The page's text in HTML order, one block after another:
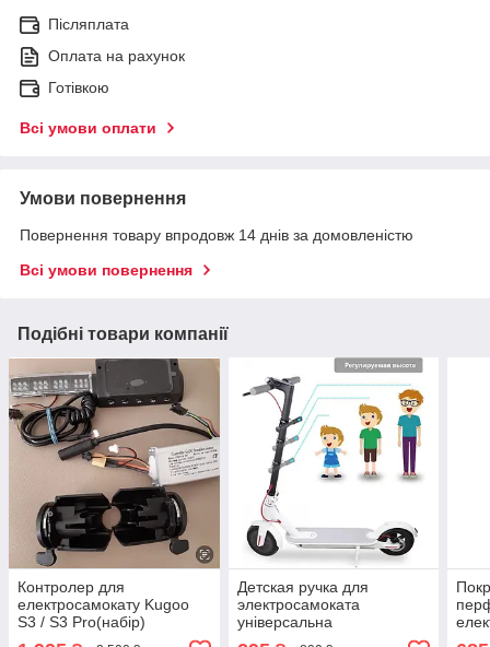
Післяплата
Оплата на рахунок
Готівкою
Всі умови оплати
Умови повернення
Повернення товару впродовж 14 днів за домовленістю
Всі умови повернення
Подібні товари компанії
Контролер для
електросамокату Kugoo
S3 / S3 Pro(набір)
Детская ручка для
электросамоката
універсальна